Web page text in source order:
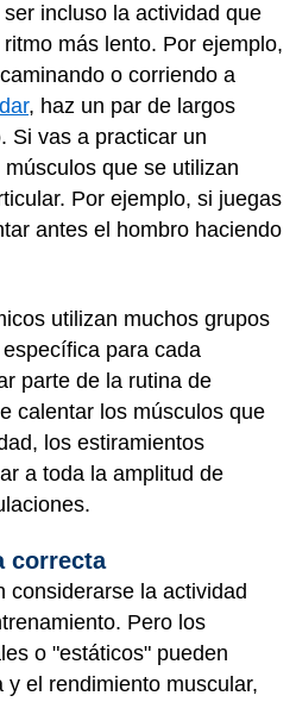
incluso la actividad que
más lento. Por ejemplo,
o corriendo a
, haz un par de largos
Si vas a practicar un
que se utilizan
Por ejemplo, si juegas
antes el hombro haciendo
utilizan muchos grupos
para cada
parte de la rutina de
calentar los músculos que
los estiramientos
a toda la amplitud de
correcta
considerarse la actividad
Pero los
o "estáticos" pueden
y el rendimiento muscular,